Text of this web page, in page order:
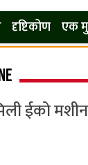
दृष्टिकोण एक
ईको